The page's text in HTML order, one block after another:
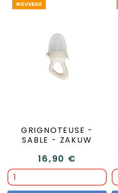
NOUVEAU
GRIGNOTEUSE -
SABLE - ZAKUW
16,90 €